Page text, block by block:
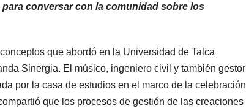
conversar con la comunidad sobre los
que abordó en la Universidad de Talca
Sinergia. El músico, ingeniero civil y también gestor
por la casa de estudios en el marco de la celebración
que los procesos de gestión de las creaciones